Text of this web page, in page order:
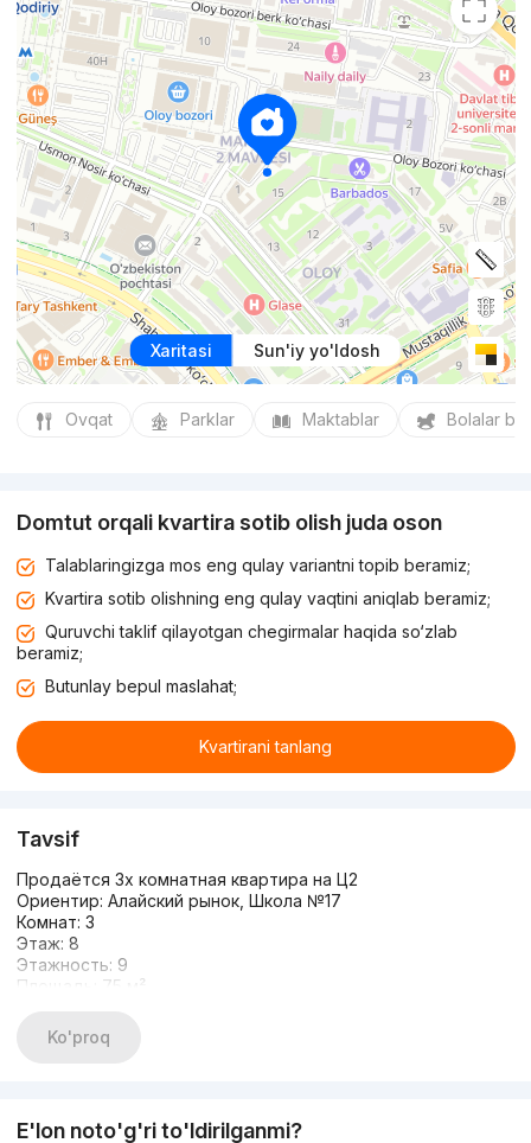
Xaritasi Sun'iy yo'ldosh
Ovqat Parklar Maktablar Bolalar
Domtut orqali kvartira sotib olish juda oson
Talablaringizga mos eng qulay variantni topib beramiz;
Kvartira sotib olishning eng qulay vaqtini aniqlab beramiz;
Quruvchi taklif qilayotgan chegirmalar haqida so‘zlab
beramiz;
Butunlay bepul maslahat;
Kvartirani tanlang
Tavsif
Продаётся 3х комнатная квартира на Ц2
Ориентир: Алайский рынок, Школа №17
Комнат: 3
Этаж: 8
Этажность: 9
Площадь: 75 м²
Мебель/техника (Hoffman)
Цена : 137 000y.e
Ko'proq
E'lon noto'g'ri to'ldirilganmi?